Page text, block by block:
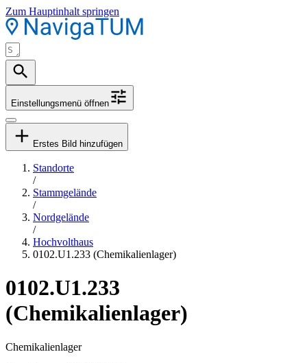
Zum Hauptinhalt springen
Einstellungsmenü öffnen
Erstes Bild hinzufügen
Standorte
/
Stammgelände
/
Nordgelände
/
Hochvolthaus
0102.U1.233 (Chemikalienlager)
0102.U1.233
(Chemikalienlager)
Chemikalienlager